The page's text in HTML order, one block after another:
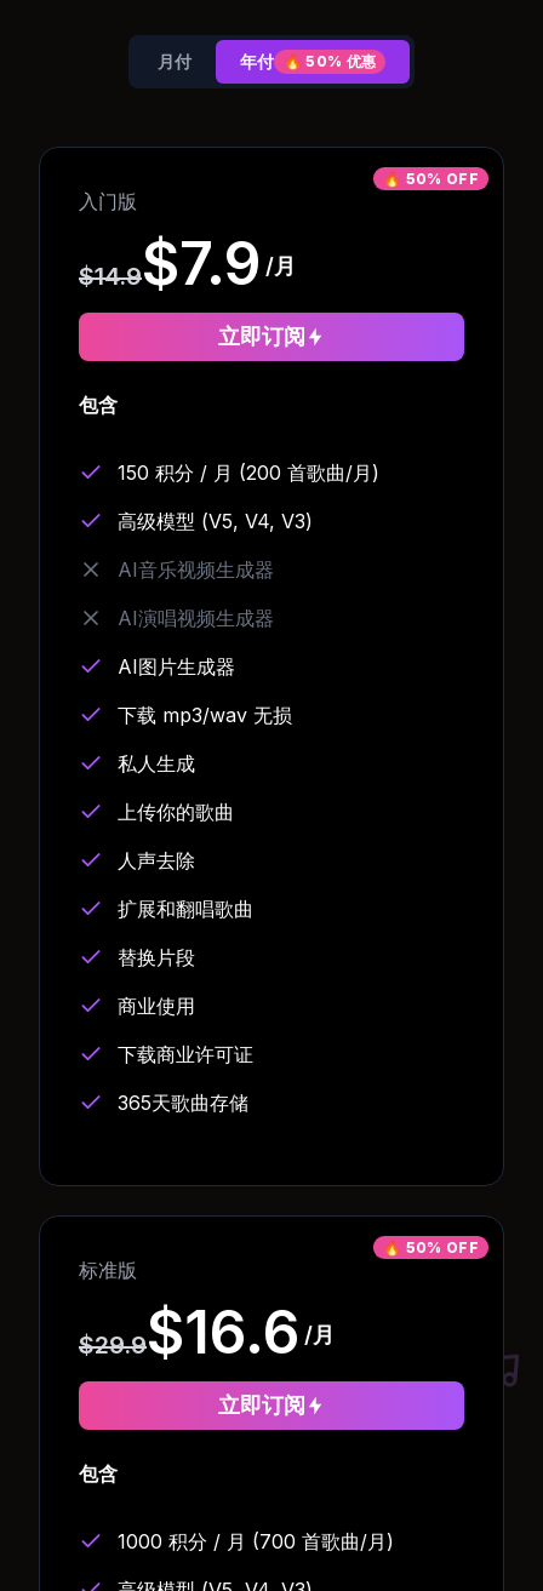
月付 年付 🔥50% 优惠
🔥 50% OFF
入门版
$14.9$7.9 /月
立即订阅
包含
150 积分 / 月 (200 首歌曲/月)
高级模型 (V5, V4, V3)
AI音乐视频生成器
AI演唱视频生成器
AI图片生成器
下载 mp3/wav 无损
私人生成
上传你的歌曲
人声去除
扩展和翻唱歌曲
替换片段
商业使用
下载商业许可证
365天歌曲存储
🔥 50% OFF
标准版
$29.9$16.6 /月
立即订阅
包含
1000 积分 / 月 (700 首歌曲/月)